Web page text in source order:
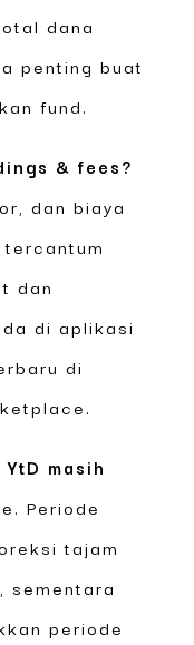
dana
penting buat
fund.
& fees?
dan biaya
dan
di aplikasi
di
masih
Periode
tajam
sementara
periode